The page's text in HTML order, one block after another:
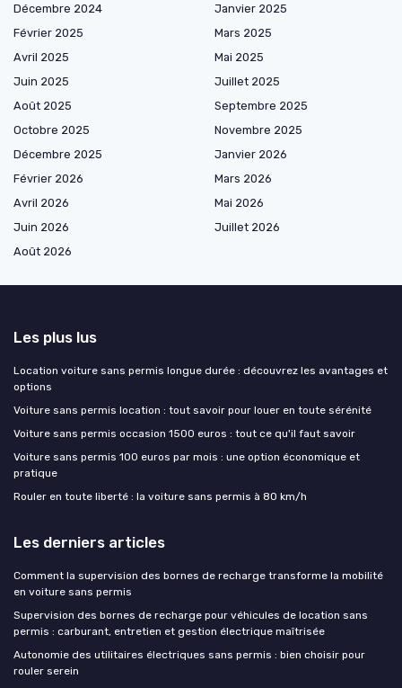
Décembre 2024
Janvier 2025
Février 2025
Mars 2025
Avril 2025
Mai 2025
Juin 2025
Juillet 2025
Août 2025
Septembre 2025
Octobre 2025
Novembre 2025
Décembre 2025
Janvier 2026
Février 2026
Mars 2026
Avril 2026
Mai 2026
Juin 2026
Juillet 2026
Août 2026
Les plus lus
Location voiture sans permis longue durée : découvrez les avantages et
options
Voiture sans permis location : tout savoir pour louer en toute sérénité
Voiture sans permis occasion 1500 euros : tout ce qu'il faut savoir
Voiture sans permis 100 euros par mois : une option économique et
pratique
Rouler en toute liberté : la voiture sans permis à 80 km/h
Les derniers articles
Comment la supervision des bornes de recharge transforme la mobilité
en voiture sans permis
Supervision des bornes de recharge pour véhicules de location sans
permis : carburant, entretien et gestion électrique maîtrisée
Autonomie des utilitaires électriques sans permis : bien choisir pour
rouler serein